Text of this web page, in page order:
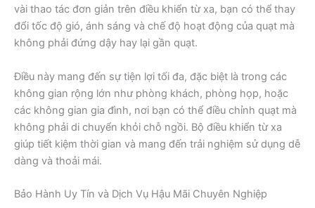
vài thao tác đơn giản trên điều khiển từ xa, bạn có thể thay
đổi tốc độ gió, ánh sáng và chế độ hoạt động của quạt mà
không phải đứng dậy hay lại gần quạt.
Điều này mang đến sự tiện lợi tối đa, đặc biệt là trong các
không gian rộng lớn như phòng khách, phòng họp, hoặc
các không gian gia đình, nơi bạn có thể điều chỉnh quạt mà
không phải di chuyển khỏi chỗ ngồi. Bộ điều khiển từ xa
giúp tiết kiệm thời gian và mang đến trải nghiệm sử dụng dễ
dàng và thoải mái.
Bảo Hành Uy Tín và Dịch Vụ Hậu Mãi Chuyên Nghiệp